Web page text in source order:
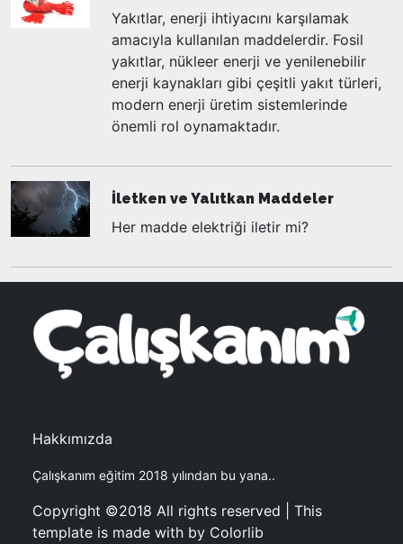
Yakıtlar, enerji ihtiyacını karşılamak
amacıyla kullanılan maddelerdir. Fosil
yakıtlar, nükleer enerji ve yenilenebilir
enerji kaynakları gibi çeşitli yakıt türleri,
modern enerji üretim sistemlerinde
önemli rol oynamaktadır.
İletken ve Yalıtkan Maddeler
Her madde elektriği iletir mi?
Hakkımızda
Çalışkanım eğitim 2018 yılından bu yana..
Copyright ©2018 All rights reserved | This
template is made with by Colorlib